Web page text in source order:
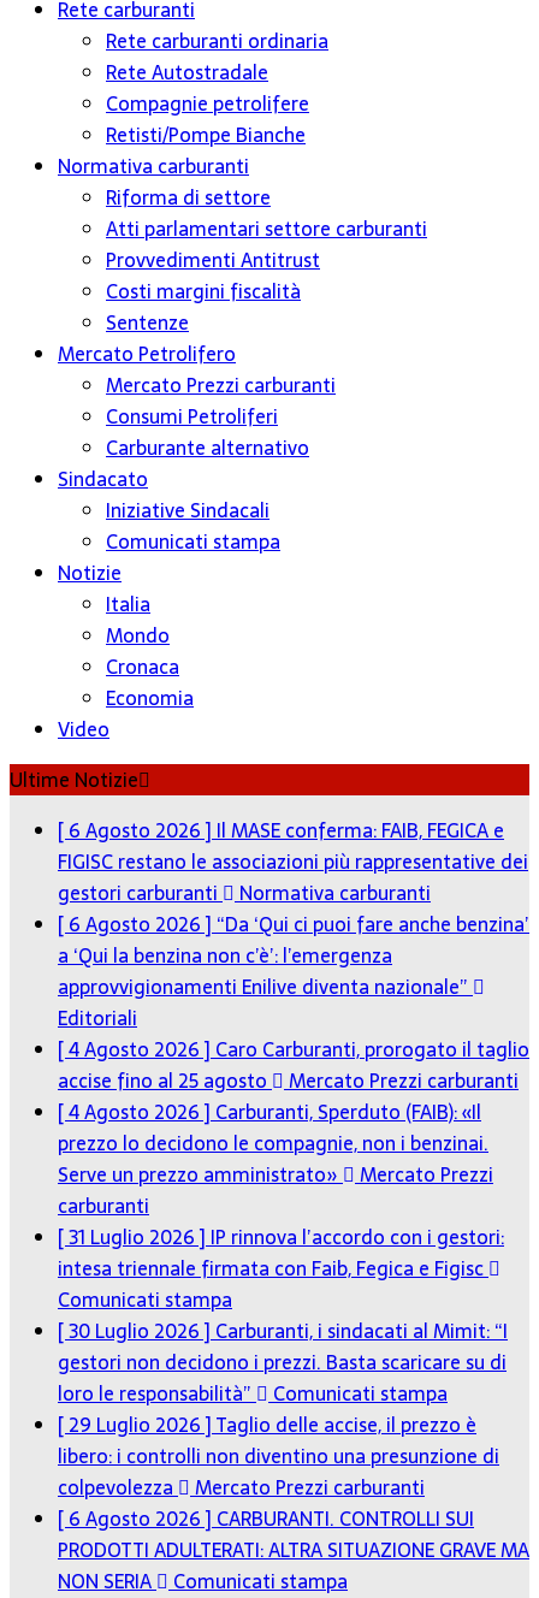
Rete carburanti
Rete carburanti ordinaria
Rete Autostradale
Compagnie petrolifere
Retisti/Pompe Bianche
Normativa carburanti
Riforma di settore
Atti parlamentari settore carburanti
Provvedimenti Antitrust
Costi margini fiscalità
Sentenze
Mercato Petrolifero
Mercato Prezzi carburanti
Consumi Petroliferi
Carburante alternativo
Sindacato
Iniziative Sindacali
Comunicati stampa
Notizie
Italia
Mondo
Cronaca
Economia
Video
Ultime Notizie
[ 6 Agosto 2026 ] Il MASE conferma: FAIB, FEGICA e
FIGISC restano le associazioni più rappresentative dei
gestori carburanti
Normativa carburanti
[ 6 Agosto 2026 ] “Da ‘Qui ci puoi fare anche benzina’
a ‘Qui la benzina non c’è’: l’emergenza
approvvigionamenti Enilive diventa nazionale”
Editoriali
[ 4 Agosto 2026 ] Caro Carburanti, prorogato il taglio
accise fino al 25 agosto
Mercato Prezzi carburanti
[ 4 Agosto 2026 ] Carburanti, Sperduto (FAIB): «Il
prezzo lo decidono le compagnie, non i benzinai.
Serve un prezzo amministrato»
Mercato Prezzi
carburanti
[ 31 Luglio 2026 ] IP rinnova l’accordo con i gestori:
intesa triennale firmata con Faib, Fegica e Figisc
Comunicati stampa
[ 30 Luglio 2026 ] Carburanti, i sindacati al Mimit: “I
gestori non decidono i prezzi. Basta scaricare su di
loro le responsabilità”
Comunicati stampa
[ 29 Luglio 2026 ]Taglio delle accise, il prezzo è
libero: i controlli non diventino una presunzione di
colpevolezza
Mercato Prezzi carburanti
[ 6 Agosto 2026 ] CARBURANTI. CONTROLLI SUI
PRODOTTI ADULTERATI: ALTRA SITUAZIONE GRAVE MA
NON SERIA
Comunicati stampa